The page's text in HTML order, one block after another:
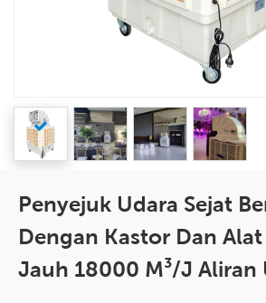
Penyejuk Udara Sejat
Dengan Kastor Dan
Jauh 18000 M³/j Aliran